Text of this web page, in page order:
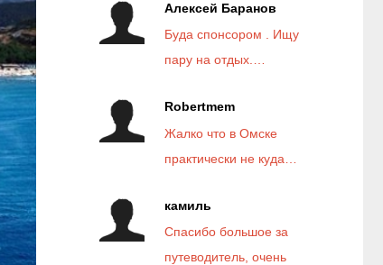
Алексей Баранов
Буда спонсором . Ищу
пару на отдых.…
Robertmem
Жалко что в Омске
практически не куда…
камиль
Спасибо большое за
путеводитель, очень